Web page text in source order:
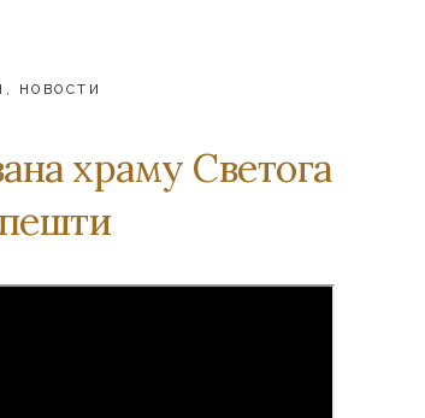
, НОВОСТИ
хрaму Свeтoгa